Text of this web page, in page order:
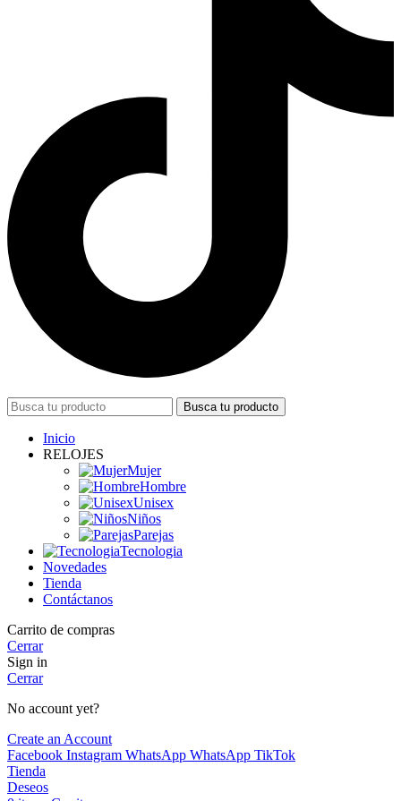
Busca tu producto
Inicio
RELOJES
Mujer
Hombre
Unisex
Niños
Parejas
Tecnologia
Novedades
Tienda
Contáctanos
Carrito de compras
Cerrar
Sign in
Cerrar
No account yet?
Create an Account
Facebook Instagram WhatsApp WhatsApp TikTok
Tienda
Deseos